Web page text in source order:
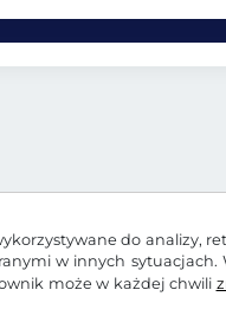
do analizy,
w innych
może w każdej chwili